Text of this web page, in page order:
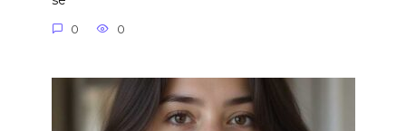
0 0